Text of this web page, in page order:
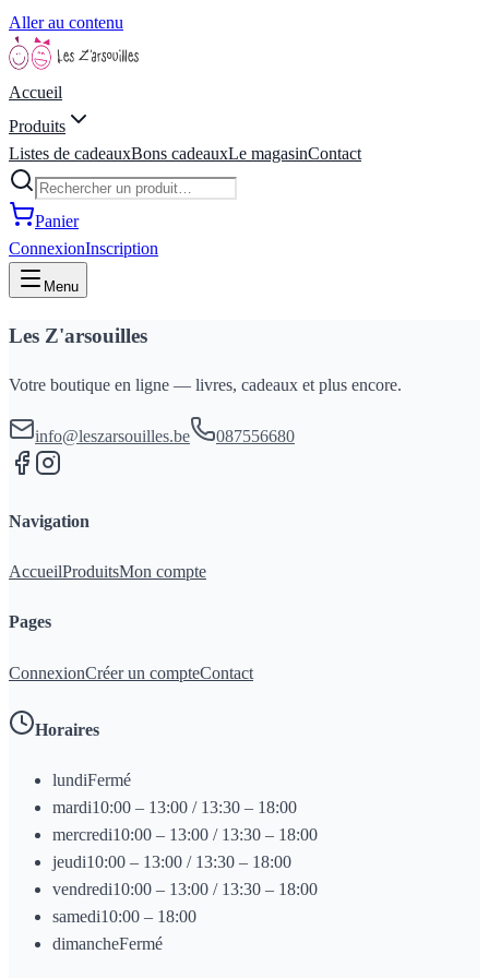
Aller au contenu
Accueil
Produits
Listes de cadeauxBons cadeauxLe magasinContact
Panier
ConnexionInscription
Menu
Les Z'arsouilles
Votre boutique en ligne — livres, cadeaux et plus encore.
info@leszarsouilles.be 087556680
Navigation
AccueilProduitsMon compte
Pages
ConnexionCréer un compteContact
Horaires
lundiFermé
mardi10:00 – 13:00 / 13:30 – 18:00
mercredi10:00 – 13:00 / 13:30 – 18:00
jeudi10:00 – 13:00 / 13:30 – 18:00
vendredi10:00 – 13:00 / 13:30 – 18:00
samedi10:00 – 18:00
dimancheFermé